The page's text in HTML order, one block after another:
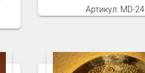
Артикул: MD-24